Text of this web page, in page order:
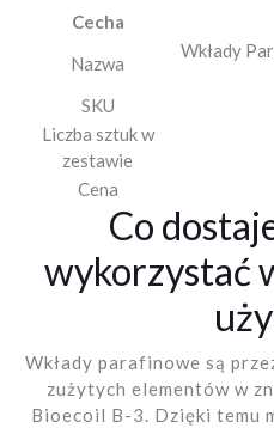
Cecha
Nazwa
Wkłady
SKU
Liczba sztuk w
zestawie
Cena
Co
wykorzystać
Wkłady parafinowe są
zużytych elementów w
Bioecoil B-3. Dzięki temu